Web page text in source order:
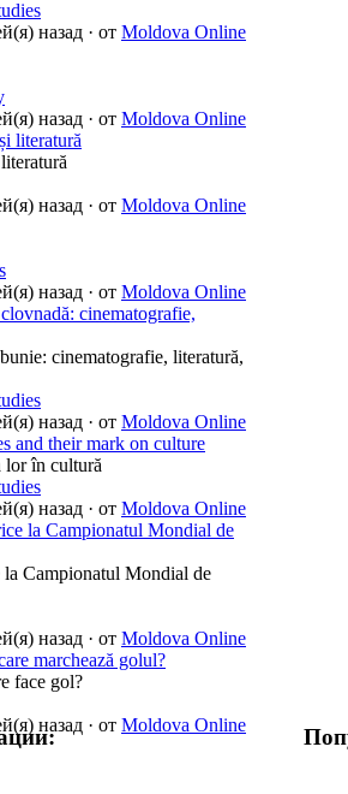
назад · от Moldova Online
назад · от Moldova Online
literatură
назад · от Moldova Online
назад · от Moldova Online
cinematografie,
cinematografie, literatură,
назад · от Moldova Online
and their mark on culture
lor în cultură
назад · от Moldova Online
la Campionatul Mondial de
Campionatul Mondial de
назад · от Moldova Online
marchează golul?
face gol?
назад · от Moldova Online